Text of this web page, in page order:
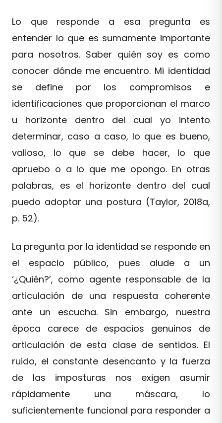
Lo que responde a esa pregunta es
entender lo que es sumamente importante
para nosotros. Saber quién soy es como
conocer dónde me encuentro. Mi identidad
se define por los compromisos e
identificaciones que proporcionan el marco
u horizonte dentro del cual yo intento
determinar, caso a caso, lo que es bueno,
valioso, lo que se debe hacer, lo que
apruebo o a lo que me opongo. En otras
palabras, es el horizonte dentro del cual
puedo adoptar una postura (Taylor, 2018a,
p. 52).
La pregunta por la identidad se responde en
el espacio público, pues alude a un
‘¿Quién?’, como agente responsable de la
articulación de una respuesta coherente
ante un escucha. Sin embargo, nuestra
época carece de espacios genuinos de
articulación de esta clase de sentidos. El
ruido, el constante desencanto y la fuerza
de las imposturas nos exigen asumir
rápidamente una máscara, lo
suficientemente funcional para responder a